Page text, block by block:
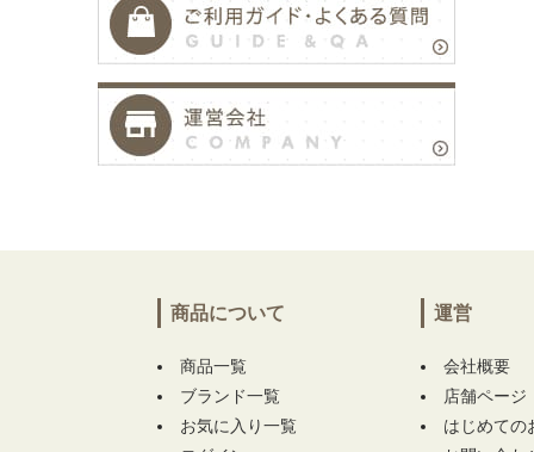
商品について
商品一覧
ブランド一覧
お気に入り一覧
運営
会社概要
店舗ページ
はじめての